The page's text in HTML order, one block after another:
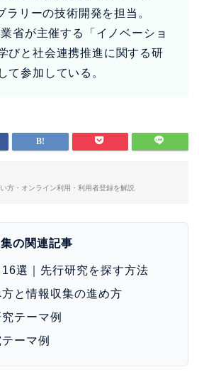
ラリーの技術開発を担当。
省が主催する「イノベーショ
びと社会連携推進に関する研
て参加している。
方・オンライン利用・利用者登録を解説
の関連記事
選｜先行研究を探す方法
と情報収集の進め方
テーマ例
ーマ例